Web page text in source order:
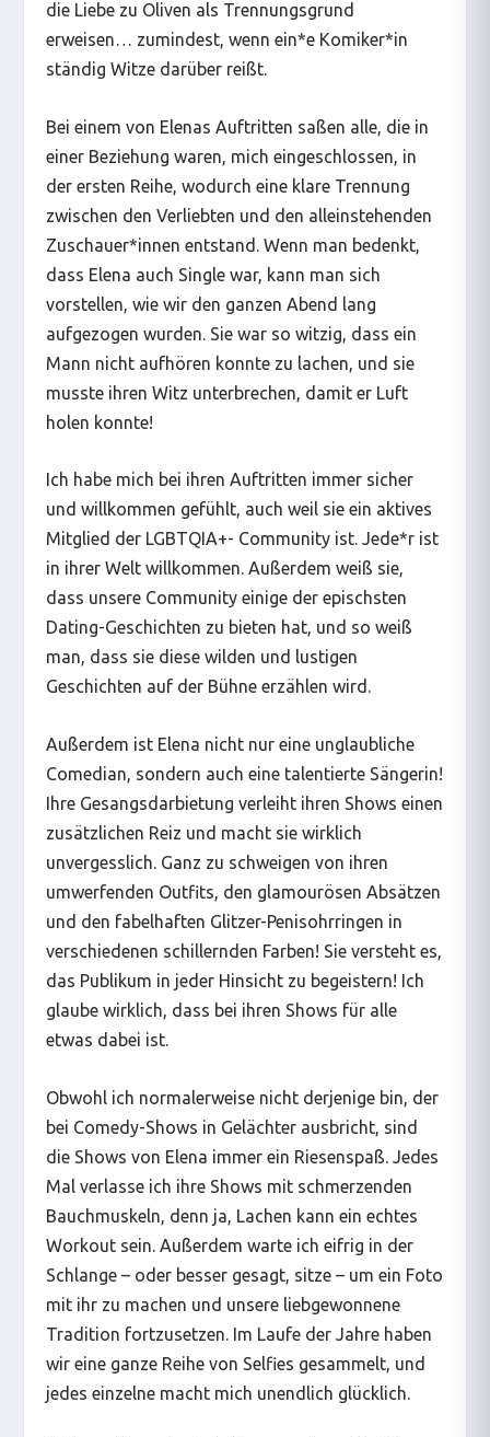
die Liebe zu Oliven als Trennungsgrund
erweisen… zumindest, wenn ein*e Komiker*in
ständig Witze darüber reißt.
Bei einem von Elenas Auftritten saßen alle, die in
einer Beziehung waren, mich eingeschlossen, in
der ersten Reihe, wodurch eine klare Trennung
zwischen den Verliebten und den alleinstehenden
Zuschauer*innen entstand. Wenn man bedenkt,
dass Elena auch Single war, kann man sich
vorstellen, wie wir den ganzen Abend lang
aufgezogen wurden. Sie war so witzig, dass ein
Mann nicht aufhören konnte zu lachen, und sie
musste ihren Witz unterbrechen, damit er Luft
holen konnte!
Ich habe mich bei ihren Auftritten immer sicher
und willkommen gefühlt, auch weil sie ein aktives
Mitglied der LGBTQIA+- Community ist. Jede*r ist
in ihrer Welt willkommen. Außerdem weiß sie,
dass unsere Community einige der epischsten
Dating-Geschichten zu bieten hat, und so weiß
man, dass sie diese wilden und lustigen
Geschichten auf der Bühne erzählen wird.
Außerdem ist Elena nicht nur eine unglaubliche
Comedian, sondern auch eine talentierte Sängerin!
Ihre Gesangsdarbietung verleiht ihren Shows einen
zusätzlichen Reiz und macht sie wirklich
unvergesslich. Ganz zu schweigen von ihren
umwerfenden Outfits, den glamourösen Absätzen
und den fabelhaften Glitzer-Penisohrringen in
verschiedenen schillernden Farben! Sie versteht es,
das Publikum in jeder Hinsicht zu begeistern! Ich
glaube wirklich, dass bei ihren Shows für alle
etwas dabei ist.
Obwohl ich normalerweise nicht derjenige bin, der
bei Comedy-Shows in Gelächter ausbricht, sind
die Shows von Elena immer ein Riesenspaß. Jedes
Mal verlasse ich ihre Shows mit schmerzenden
Bauchmuskeln, denn ja, Lachen kann ein echtes
Workout sein. Außerdem warte ich eifrig in der
Schlange – oder besser gesagt, sitze – um ein Foto
mit ihr zu machen und unsere liebgewonnene
Tradition fortzusetzen. Im Laufe der Jahre haben
wir eine ganze Reihe von Selfies gesammelt, und
jedes einzelne macht mich unendlich glücklich.